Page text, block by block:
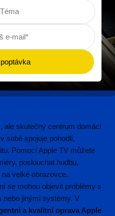
ale skutečný centrum domácí
sobě spojuje pohodlí,
Pomocí Apple TV můžete
poslouchat hudbu,
velké obrazovce.
se mohou objevit problémy s
nebo jinými systémy. V
a kvalitní oprava Apple